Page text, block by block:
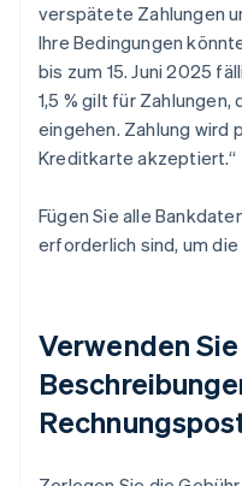
verspätete Zahlungen
Ihre Bedingungen
bis zum 15. Juni 2025
1,5 % gilt für
eingehen. Zahlung wird
Kreditkarte akzeptiert.“
Fügen Sie alle
erforderlich sind, um
Verwenden